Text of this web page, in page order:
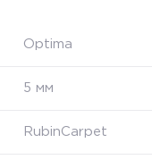
Optima
5 мм
RubinCarpet